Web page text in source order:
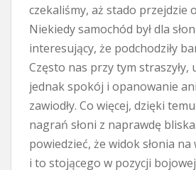
czekaliśmy, aż stado przejdzie
Niekiedy samochód był dla
interesujący, że podchodziły
Często nas przy tym straszyły,
jednak spokój i opanowanie
zawiodły. Co więcej, dzięki
nagrań słoni z naprawdę
powiedzieć, że widok słonia
i to stojącego w pozycji